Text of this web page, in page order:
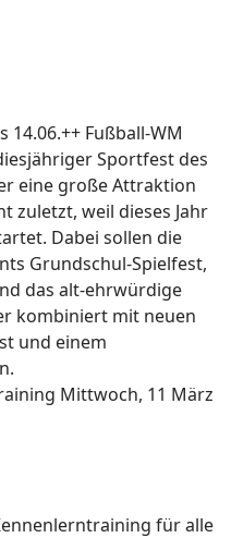
14.06.++ Fußball-WM
Sportfest des
eine große Attraktion
zuletzt, weil dieses Jahr
Dabei sollen die
Grundschul-Spielfest,
das alt-ehrwürdige
kombiniert mit neuen
und einem
Mittwoch, 11 März
für alle